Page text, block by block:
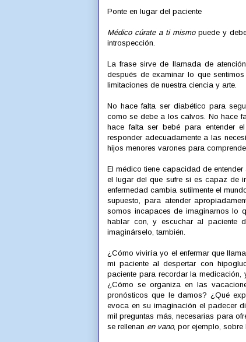
Ponte en lugar del paciente
Médico cúrate a ti mismopuede y
introspección.
La frase sirve de llamada de
después de examinar lo que
limitaciones de nuestra ciencia y arte.
No hace falta ser diabético para
como se debe a los calvos. No hace
hace falta ser bebé para entender
responder adecuadamente a las
hijos menores varones para
El médico tiene capacidad de
el lugar del que sufre si es capaz de
enfermedad cambia sutilmente el
supuesto, para atender
somos incapaces de imaginarnos lo
hablar con, y escuchar al paciente
imaginárselo, también.
¿Cómo viviría yo el enfermar que
mi paciente al despertar con
paciente para recordar la
¿Cómo se organiza en las
pronósticos que le damos? ¿Qué
evoca en su imaginación el padecer
mil preguntas más, necesarias para
se rellenan en vano, por ejemplo, sobre